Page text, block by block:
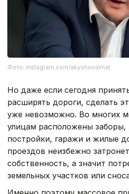
Фото: instagram.com/akyshovalmat
Но даже если сегодня
расширять дороги, сделать
уже невозможно. Во многих
улицам расположены заборы,
постройки, гаражи и жилые
проездов неизбежно
собственность, а значит
земельных участков или